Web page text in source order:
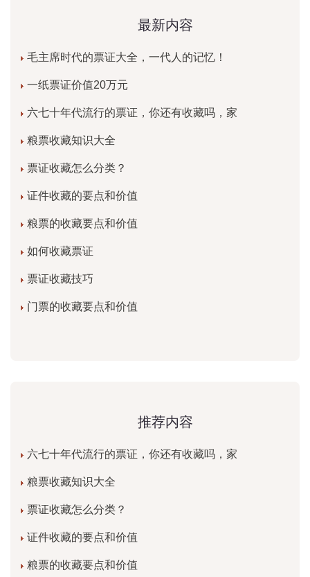
最新内容
毛主席时代的票证大全，一代人的记忆！
一纸票证价值20万元
六七十年代流行的票证，你还有收藏吗，家
粮票收藏知识大全
票证收藏怎么分类？
证件收藏的要点和价值
粮票的收藏要点和价值
如何收藏票证
票证收藏技巧
门票的收藏要点和价值
推荐内容
六七十年代流行的票证，你还有收藏吗，家
粮票收藏知识大全
票证收藏怎么分类？
证件收藏的要点和价值
粮票的收藏要点和价值